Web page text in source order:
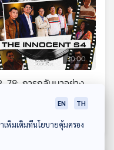
30:00
78: การกลับมาอย่าง
ของ THE
ผจญเพลง Podcast
EN TH
เพิ่มเติมที่นโยบายคุ้มครอง